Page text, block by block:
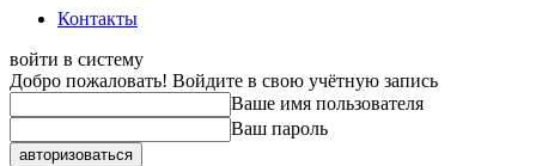
Контакты
войти в систему
Добро пожаловать! Войдите в свою учётную запись
Ваше имя пользователя
Ваш пароль